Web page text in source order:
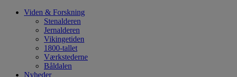
Hop
Viden & Forskning
Stenalderen
Jernalderen
Vikingetiden
1800-tallet
Værkstederne
Båldalen
Nyheder